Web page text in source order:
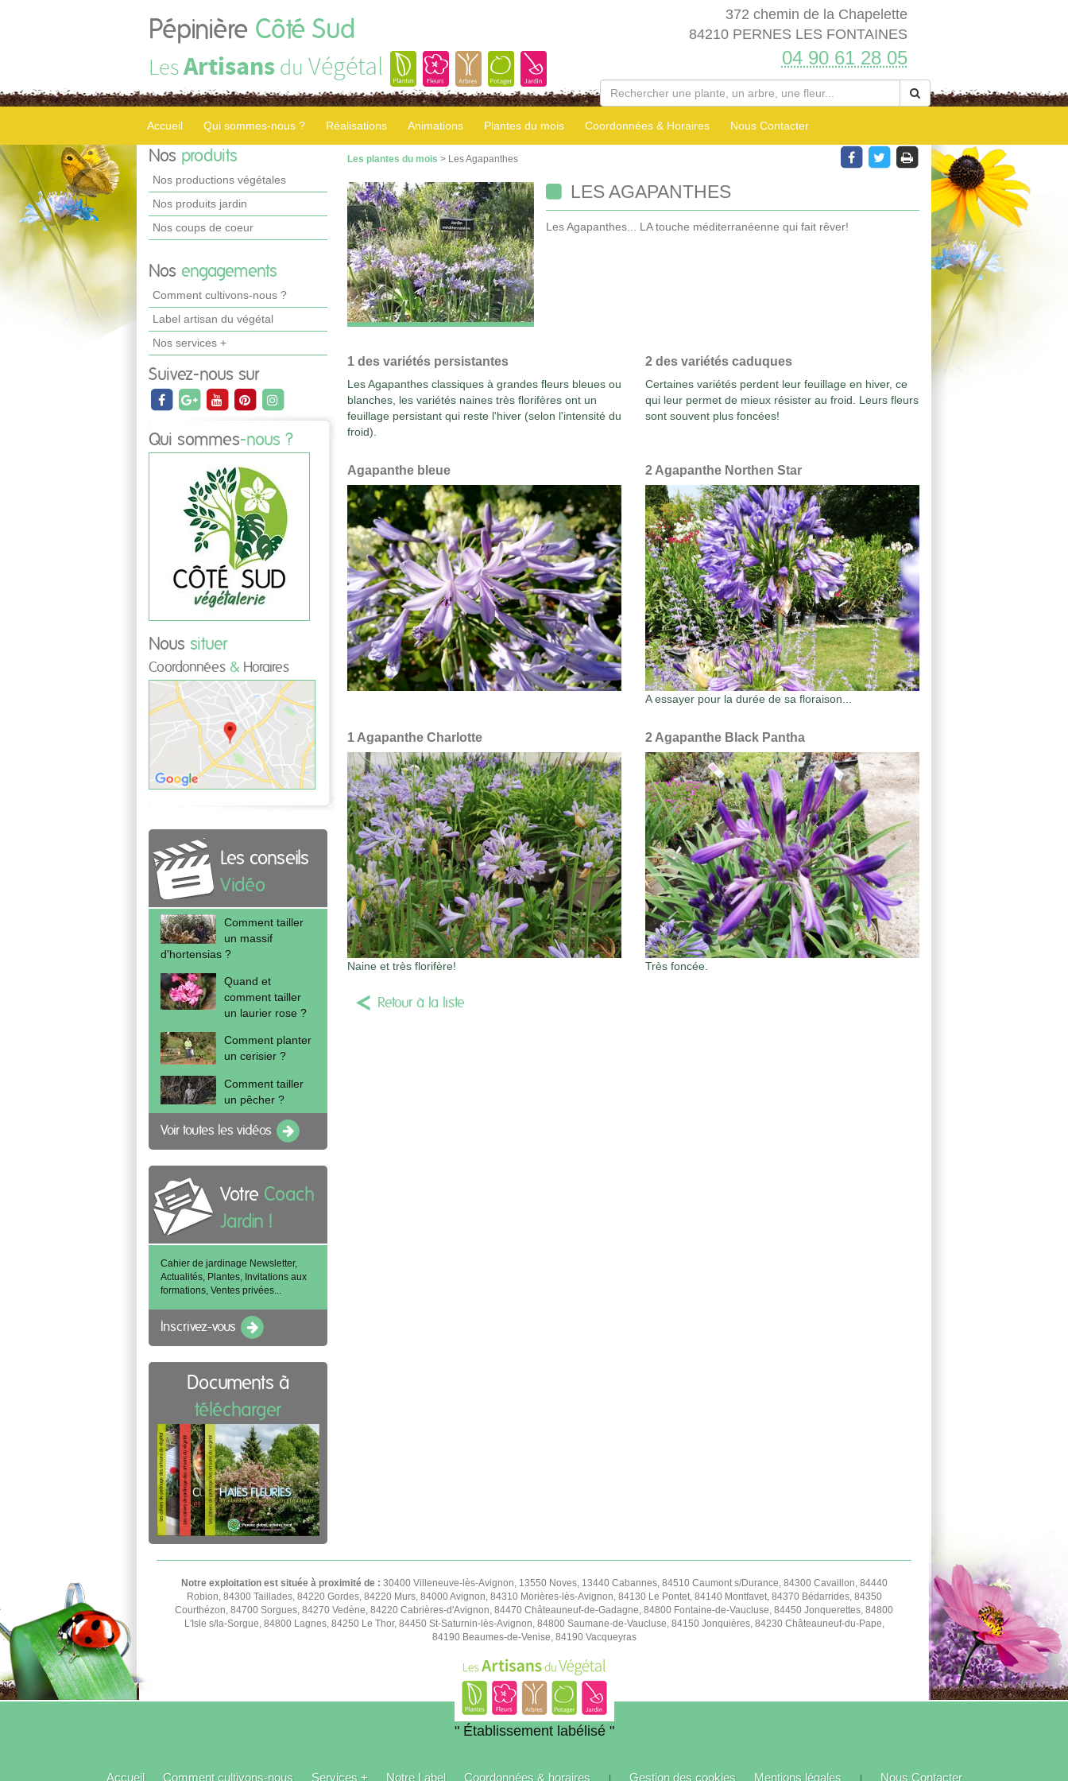
Pépinière Côté Sud
LesArtisans du Végétal
372 chemin de la Chapelette
84210 PERNES LES FONTAINES
04 90 61 28 05
Accueil Qui sommes-nous ? Réalisations Animations Plantes du mois Coordonnées & Horaires Nous Contacter
Nos produits
Nos productions végétales
Nos produits jardin
Nos coups de coeur
Nos engagements
Comment cultivons-nous ?
Label artisan du végétal
Nos services +
Suivez-nous sur
Qui sommes-nous ?
Nous situer
Coordonnées & Horaires
Les conseils
Vidéo
Comment tailler
un massif
d'hortensias ?
Quand et
comment tailler
un laurier rose ?
Comment planter
un cerisier ?
Comment tailler
un pêcher ?
Voir toutes les vidéos
Votre Coach
Jardin !
Cahier de jardinage Newsletter,
Actualités, Plantes, Invitations aux
formations, Ventes privées...
Inscrivez-vous
Documents à
télécharger
Les plantes du mois > Les Agapanthes
LES AGAPANTHES
Les Agapanthes... LA touche méditerranéenne qui fait rêver!
1 des variétés persistantes
Les Agapanthes classiques à grandes fleurs bleues ou
blanches, les variétés naines très florifères ont un
feuillage persistant qui reste l'hiver (selon l'intensité du
froid).
2 des variétés caduques
Certaines variétés perdent leur feuillage en hiver, ce
qui leur permet de mieux résister au froid. Leurs fleurs
sont souvent plus foncées!
Agapanthe bleue 2 Agapanthe Northen Star
A essayer pour la durée de sa floraison...
1 Agapanthe Charlotte
Naine et très florifère!
2 Agapanthe Black Pantha
Très foncée.
Retour à la liste
Notre exploitation est située à proximité de : 30400 Villeneuve-lès-Avignon, 13550 Noves, 13440 Cabannes, 84510 Caumont s/Durance, 84300 Cavaillon, 84440
Robion, 84300 Taillades, 84220 Gordes, 84220 Murs, 84000 Avignon, 84310 Morières-lès-Avignon, 84130 Le Pontet, 84140 Montfavet, 84370 Bédarrides, 84350
Courthézon, 84700 Sorgues, 84270 Vedène, 84220 Cabrières-d'Avignon, 84470 Châteauneuf-de-Gadagne, 84800 Fontaine-de-Vaucluse, 84450 Jonquerettes, 84800
L'Isle s/la-Sorgue, 84800 Lagnes, 84250 Le Thor, 84450 St-Saturnin-lès-Avignon, 84800 Saumane-de-Vaucluse, 84150 Jonquières, 84230 Châteauneuf-du-Pape,
84190 Beaumes-de-Venise, 84190 Vacqueyras
" Établissement labélisé "
Accueil Comment cultivons-nous Services + Notre Label Coordonnées & horaires | Gestion des cookies Mentions légales | Nous Contacter